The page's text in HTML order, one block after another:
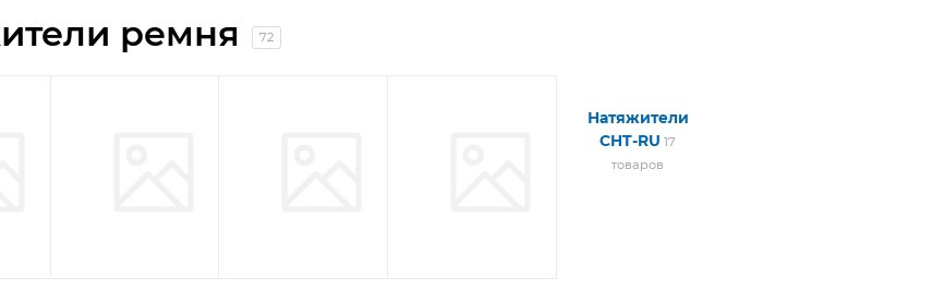
ремня 72
Натяжители
CHT-RU 17
товаров